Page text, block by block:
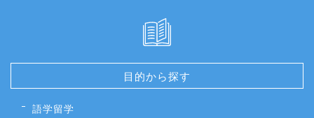
目的から探す
語学留学